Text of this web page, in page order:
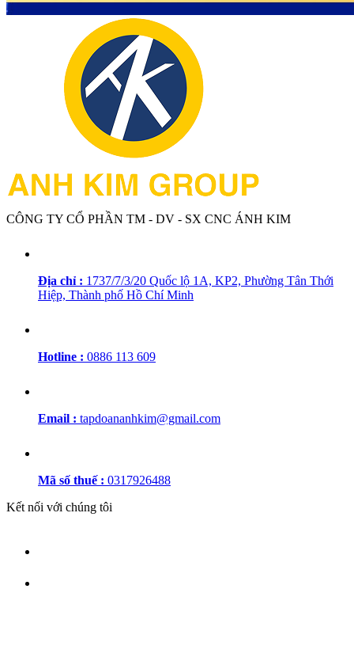
CÔNG TY CỔ PHẦN TM - DV - SX CNC ÁNH KIM
Địa chỉ : 1737/7/3/20 Quốc lộ 1A, KP2, Phường Tân Thới
Hiệp, Thành phố Hồ Chí Minh
Hotline : 0886 113 609
Email : tapdoananhkim@gmail.com
Mã số thuế : 0317926488
Kết nối với chúng tôi